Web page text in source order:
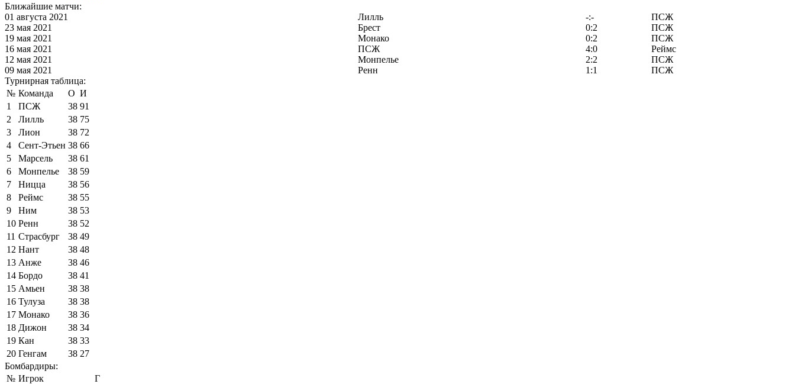
Ближайшие матчи:
01 августа 2021
Лилль -:-
ПСЖ
23 мая 2021
Брест 0:2
ПСЖ
19 мая 2021
Монако 0:2
ПСЖ
16 мая 2021
ПСЖ 4:0
Реймс
12 мая 2021
Монпелье 2:2
ПСЖ
09 мая 2021
Ренн 1:1
ПСЖ
Турнирная таблица:
№ Команда О И
1
ПСЖ 38 91
2
Лилль 38 75
3
Лион 38 72
4
Сент-Этьен 38 66
5
Марсель 38 61
6
Монпелье 38 59
7
Ницца 38 56
8
Реймс 38 55
9
Ним 38 53
10 Ренн 38 52
11 Страсбург 38 49
12 Нант 38 48
13 Анже 38 46
14 Бордо 38 41
15 Амьен 38 38
16 Тулуза 38 38
17 Монако 38 36
18 Дижон 38 34
19 Кан 38 33
20 Генгам 38 27
Бомбардиры:
№ Игрок
Г